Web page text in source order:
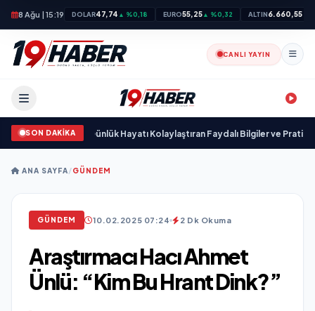
8 Ağu | 15:19 DOLAR47,74 ▲ %0,18 EURO55,25▲ %0,32 ALTIN6.660,55
CANLI YAYIN
SON DAKİKA
M.H.Ö ARŞİV: Günlük Hayatı Kolaylaştıran Faydalı Bilgiler ve Pratik
ANA SAYFA/GÜNDEM
GÜNDEM 10.02.2025 07:24 2 Dk Okuma
Araştırmacı Hacı Ahmet
Ünlü: “Kim Bu Hrant Dink?”